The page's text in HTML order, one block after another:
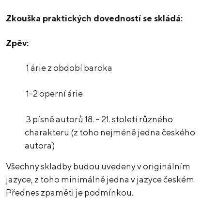
Zkouška praktických dovedností se skládá:
Zpěv:
1 árie z období baroka
1-2 operní árie
3 písně autorů 18. – 21. století různého
charakteru (z toho nejméně jedna českého
autora)
Všechny skladby budou uvedeny v originálním
jazyce, z toho minimálně jedna v jazyce českém.
Přednes zpaměti je podmínkou.